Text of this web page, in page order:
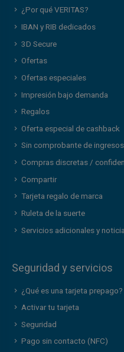
¿Por qué VERITAS?
IBAN y RIB dedicados
3D Secure
Ofertas
Ofertas especiales
Impresión bajo demanda
Regalos
Oferta especial de cashback
Sin comprobante de ingresos
Compras discretas /
Compartir
Tarjeta regalo de marca
Ruleta de la suerte
Servicios adicionales y
Seguridad y servicios
¿Qué es una tarjeta prepago?
Activar tu tarjeta
Seguridad
Pago sin contacto (NFC)